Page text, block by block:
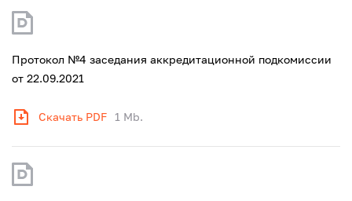
Протокол №4 заседания аккредитационной подкомиссии
от 22.09.2021
Скачать PDF 1 Mb.